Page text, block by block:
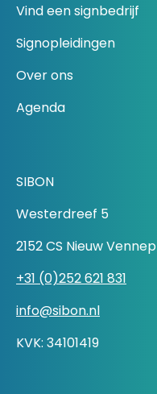
Vind een signbedrijf
Signopleidingen
Over ons
Agenda
SIBON
Westerdreef 5
2152 CS Nieuw Vennep
+31 (0)252 621 831
info@sibon.nl
KVK: 34101419